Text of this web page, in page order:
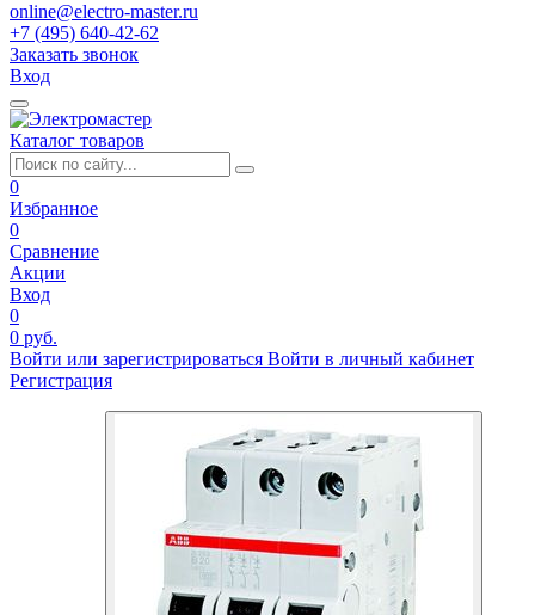
online@electro-master.ru
+7 (495) 640-42-62
Заказать звонок
Вход
Каталог товаров
0
Избранное
0
Сравнение
Акции
Вход
0
0 руб.
Войти или зарегистрироваться Войти в личный кабинет
Регистрация